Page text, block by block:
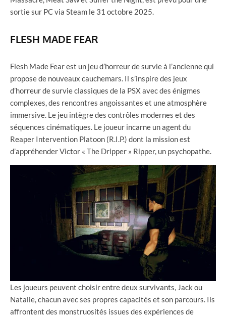
sortie sur PC via Steam le 31 octobre 2025.
FLESH MADE FEAR
Flesh Made Fear est un jeu d’horreur de survie à l’ancienne qui
propose de nouveaux cauchemars. Il s’inspire des jeux
d’horreur de survie classiques de la PSX avec des énigmes
complexes, des rencontres angoissantes et une atmosphère
immersive. Le jeu intègre des contrôles modernes et des
séquences cinématiques. Le joueur incarne un agent du
Reaper Intervention Platoon (R.I.P.) dont la mission est
d’appréhender Victor « The Dripper » Ripper, un psychopathe.
Les joueurs peuvent choisir entre deux survivants, Jack ou
Natalie, chacun avec ses propres capacités et son parcours. Ils
affrontent des monstruosités issues des expériences de